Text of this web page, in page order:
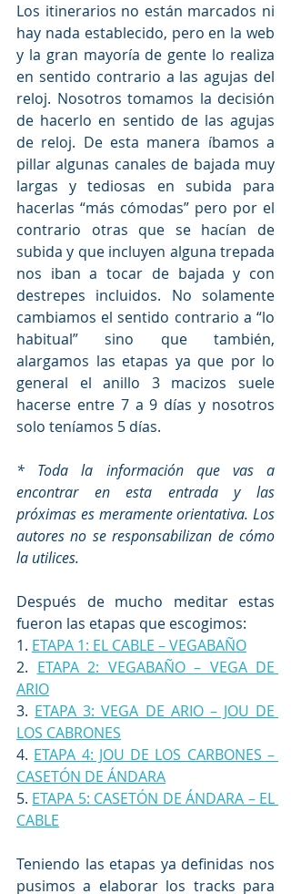
Los itinerarios no están marcados ni
hay nada establecido, pero en la web
y la gran mayoría de gente lo realiza
en sentido contrario a las agujas del
reloj. Nosotros tomamos la decisión
de hacerlo en sentido de las agujas
de reloj. De esta manera íbamos a
pillar algunas canales de bajada muy
largas y tediosas en subida para
hacerlas “más cómodas” pero por el
contrario otras que se hacían de
subida y que incluyen alguna trepada
nos iban a tocar de bajada y con
destrepes incluidos. No solamente
cambiamos el sentido contrario a “lo
habitual” sino que también,
alargamos las etapas ya que por lo
general el anillo 3 macizos suele
hacerse entre 7 a 9 días y nosotros
solo teníamos 5 días.
* Toda la información que vas a
encontrar en esta entrada y las
próximas es meramente orientativa. Los
autores no se responsabilizan de cómo
la utilices.
Después de mucho meditar estas
fueron las etapas que escogimos:
1. ETAPA 1: EL CABLE – VEGABAÑO
2. ETAPA 2: VEGABAÑO – VEGA DE
ARIO
3. ETAPA 3: VEGA DE ARIO – JOU DE
LOS CABRONES
4. ETAPA 4: JOU DE LOS CARBONES –
CASETÓN DE ÁNDARA
5. ETAPA 5: CASETÓN DE ÁNDARA – EL
CABLE
Teniendo las etapas ya definidas nos
pusimos a elaborar los tracks para